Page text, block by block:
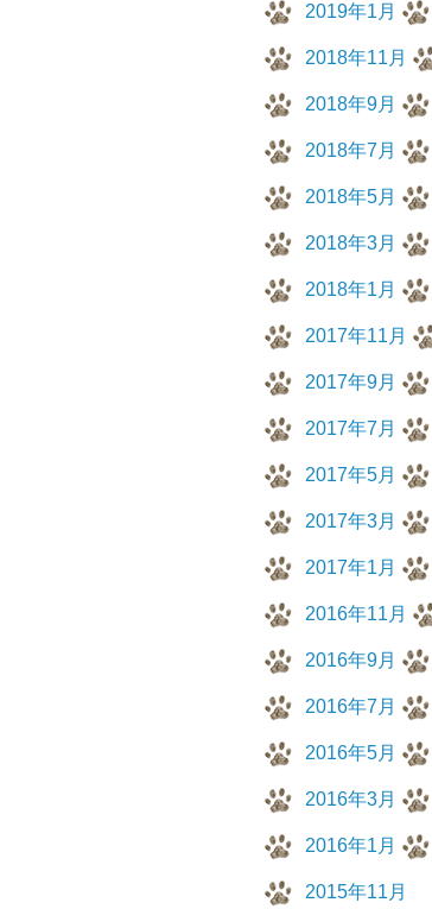
2019年1月
2018年11月
2018年9月
2018年7月
2018年5月
2018年3月
2018年1月
2017年11月
2017年9月
2017年7月
2017年5月
2017年3月
2017年1月
2016年11月
2016年9月
2016年7月
2016年5月
2016年3月
2016年1月
2015年11月